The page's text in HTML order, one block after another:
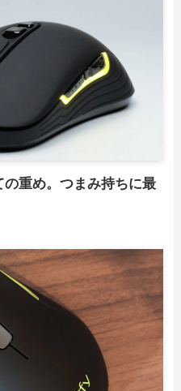
重め。つまみ持ちに最